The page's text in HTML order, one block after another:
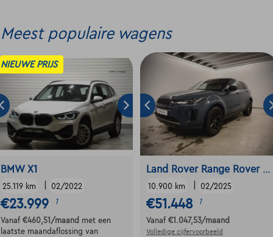
Meest populaire wagens
NIEUWE PRIJS
BMW X1
25.119 km 02/2022
€23.999 1
Vanaf €460,51 /maand met een
laatste maandaflossing van
Land Rover Range Rover Evoque
10.900 km 02/2025
€51.448 1
Vanaf €1.047,53/maand
Volledige cijfervoorbeeld